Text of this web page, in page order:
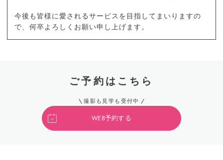
今後も皆様に愛されるサービスを目指してまいりますの
で、何卒よろしくお願い申し上げます。
ご予約はこちら
撮影も見学も受付中
WEB予約する